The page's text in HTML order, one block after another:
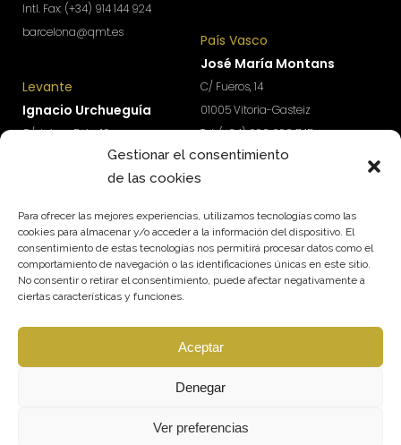
Gestionar el consentimiento
de las cookies
Para ofrecer las mejores experiencias, utilizamos tecnologías como las
cookies para almacenar y/o acceder a la información del dispositivo. El
consentimiento de estas tecnologías nos permitirá procesar datos como el
comportamiento de navegación o las identificaciones únicas en este sitio.
No consentir o retirar el consentimiento, puede afectar negativamente a
ciertas características y funciones.
Aceptar
Denegar
Ver preferencias
Intl. Fax: (+34) 914 144 924
barcelona@qmt.es
Levante
Ignacio Urchueguía
C/ Jaime Roig, 19
Tel: (+34) 674 570 918
País Vasco
José María Montans
C/ Fueros, 14
01005 Vitoria-Gasteiz
Tel: (+34) 690 690 745
paisvasco@qmt.es
¿Quieres acceder a contenidos exclusivos para
impulsar el crecimiento y rentabilidad de tu
empresa?
Suscríbete a nuestra newsletter.
SUSCRÍBETE